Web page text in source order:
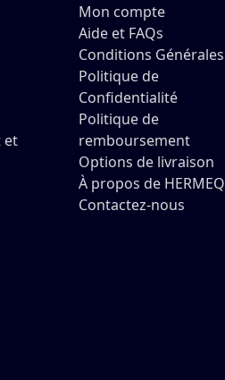
et
Mon compte
Aide et FAQs
Conditions Générales
Politique de
Confidentialité
Politique de
remboursement
Options de livraison
À propos de HERMEQ
Contactez-nous